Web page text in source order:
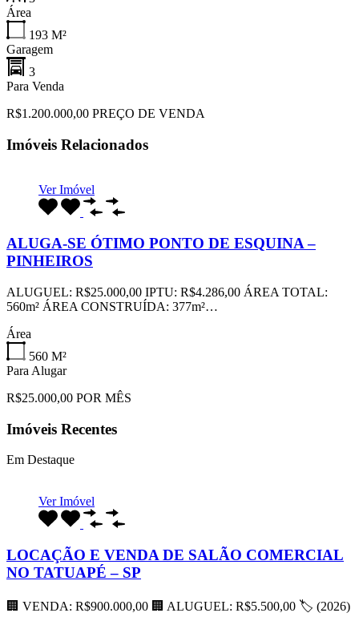
Área
193 M²
Garagem
3
Para Venda
R$1.200.000,00 PREÇO DE VENDA
Imóveis Relacionados
Ver Imóvel
ALUGA-SE ÓTIMO PONTO DE ESQUINA –
PINHEIROS
ALUGUEL: R$25.000,00 IPTU: R$4.286,00 ÁREA TOTAL:
560m² ÁREA CONSTRUÍDA: 377m²…
Área
560 M²
Para Alugar
R$25.000,00 POR MÊS
Imóveis Recentes
Em Destaque
Ver Imóvel
LOCAÇÃO E VENDA DE SALÃO COMERCIAL
NO TATUAPÉ – SP
🏢 VENDA: R$900.000,00 🏢 ALUGUEL: R$5.500,00 🏷 (2026)